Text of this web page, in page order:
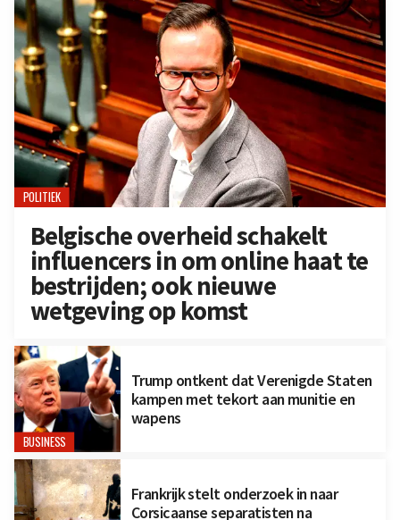
POLITIEK
Belgische overheid schakelt
influencers in om online haat te
bestrijden; ook nieuwe
wetgeving op komst
BUSINESS
Trump ontkent dat Verenigde Staten
kampen met tekort aan munitie en
wapens
Frankrijk stelt onderzoek in naar
Corsicaanse separatisten na